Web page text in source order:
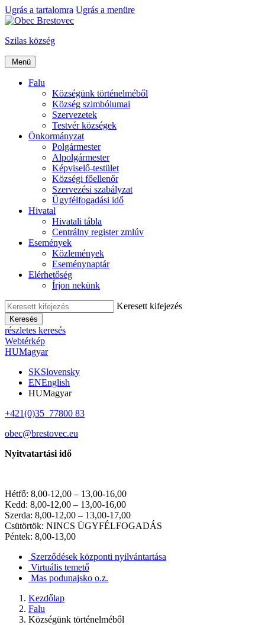
Ugrás a tartalomra Ugrás a menüre
Szilas község
Menü
Falu
Községünk történelméből
Község szimbólumai
Szervezetek
Testvér községek
Önkormányzat
Polgármester
Alpolgármester
Képviselő-testület
Községi főellenőr
Szervezési szabályzat
Ügyfélfogadási idő
Hivatal
Hivatali tábla
Centrálny register zmlúv
Események
Közlemények
Eseménynaptár
Elérhetőség
Írjon nekünk
Keresett kifejezés
Keresés
részletes keresés
Webtérkép
HUMagyar
SKSlovensky
ENEnglish
HUMagyar
+421(0)35 77800 83
obec@brestovec.eu
Nyitvatartási idő
Hétfő: 8,00-12,00 – 13,00-16,00
Kedd: 8,00-12,00 – 13,00-16,00
Szerda: 8,00-12,00 – 13,00-17,00
Csütörtök: NINCS ÜGYFÉLFOGADÁS
Péntek: 8,00-13,00
Szerződések központi nyilvántartása
Virtuális temető
Mas podunajsko o.z.
Kezdőlap
Falu
Községünk történelméből